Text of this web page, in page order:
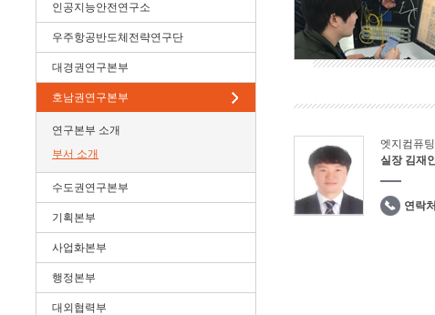
인공지능안전연구소
우주항공반도체전략연구단
대경권연구본부
호남권연구본부
연구본부 소개
부서 소개
수도권연구본부
기획본부
사업화본부
행정본부
대외협력부
엣지컴퓨
실장 김재
연락처